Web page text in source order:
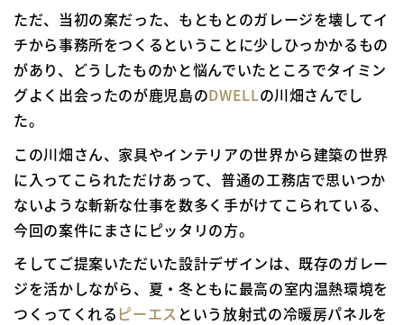
ただ、当初の案だった、もともとのガレージを壊してイ
チから事務所をつくるということに少しひっかかるもの
があり、どうしたものかと悩んでいたところでタイミン
グよく出会ったのが鹿児島のDWELLの川畑さんでし
た。
この川畑さん、家具やインテリアの世界から建築の世界
に入ってこられただけあって、普通の工務店で思いつか
ないような斬新な仕事を数多く手がけてこられている、
今回の案件にまさにピッタリの方。
そしてご提案いただいた設計デザインは、既存のガレー
ジを活かしながら、夏・冬ともに最高の室内温熱環境を
つくってくれるピーエス という放射式の冷暖房パネルを